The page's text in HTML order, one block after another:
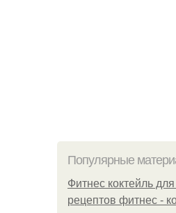
Популярные
Фитнес коктейль
рецептов фитнес -